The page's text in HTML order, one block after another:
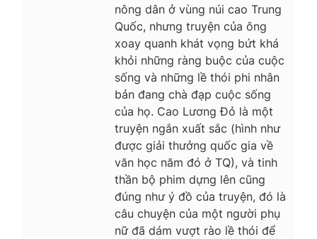
nông dân ở vùng núi cao Trung
Quốc, nhưng truyện của ông
xoay quanh khát vọng bứt khá
khỏi những ràng buộc của cuộc
sống và những lề thói phi nhân
bản đang chà đạp cuộc sống
của họ. Cao Lương Đỏ là một
truyện ngắn xuất sắc (hình như
được giải thưởng quốc gia về
văn học năm đó ở TQ), và tinh
thần bộ phim dựng lên cũng
đúng như ý đồ của truyện, đó là
câu chuyện của một người phụ
nữ đã dám vượt rào lề thói để